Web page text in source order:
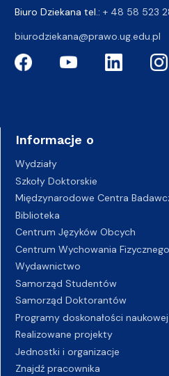
Biuro Dziekana tel.: + 48 58 523
biurodziekana@prawo.ug.edu.pl
Informacje o
Wydziały
Szkoły Doktorskie
Międzynarodowe Centra
Biblioteka
Centrum Języków Obcych
Centrum Wychowania
Wydawnictwo
Samorząd Studentów
Samorząd Doktorantów
Programy doskonałości naukowej
Realizowane projekty
Jednostki i organizacje
Znajdź pracownika